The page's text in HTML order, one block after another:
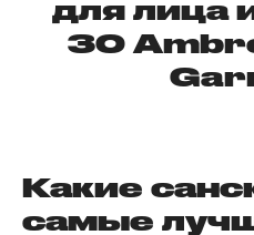
для лица
30
Какие
самые